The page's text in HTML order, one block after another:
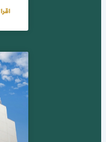
اقرا المزيد